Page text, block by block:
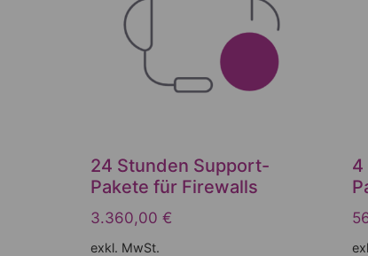
24 Stunden Support-
Pakete für Firewalls
3.360,00 €
exkl. MwSt.
4